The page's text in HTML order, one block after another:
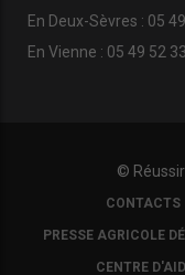
En Deux-Sèvres : 05
En Vienne : 05 49 52
©
COPYRIGHTCONTACTS
PRESSE AGRICOLE
CENTRE